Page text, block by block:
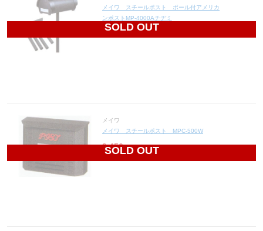
SOLD OUT
メイワ スチールポスト ポール付アメリカ
ンポストMP-4000Aチヂミ
14,076
SOLD OUT
メイワ
メイワ スチールポスト MPC-500W
9,456 円(税込10,402円)